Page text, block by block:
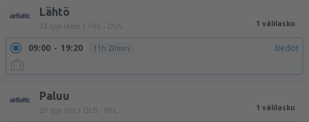
Lähtö
23 syys (kesk.) HEL - DUS 1 välilasku
09:00 19:20 11h 20min tiedot
Paluu
29 syys (tiis.) DUS - HEL 1 välilasku